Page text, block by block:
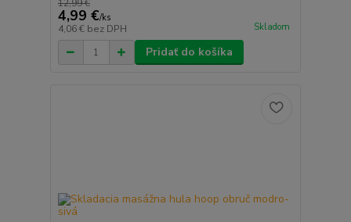
12,99 €
4,99 €/ks
4,06 € bez DPH Skladom
Pridať do košíka